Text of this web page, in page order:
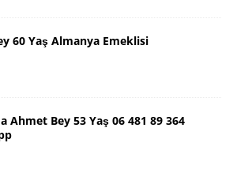
60 Yaş Almanya Emeklisi
Ahmet Bey 53 Yaş 06 481 89 364